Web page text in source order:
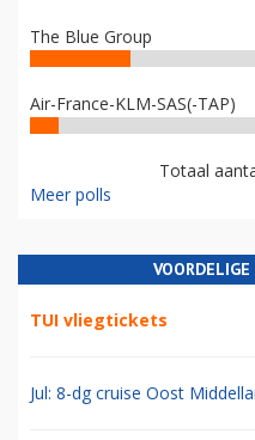
The Blue Group
Air-France-KLM-SAS(-TAP)
Totaal
Meer polls
TUI vliegtickets
Jul: 8-dg cruise Oost